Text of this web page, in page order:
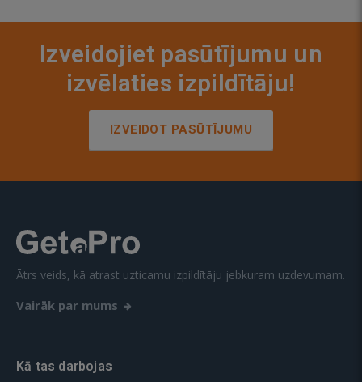
Izveidojiet pasūtījumu un
izvēlaties izpildītāju!
IZVEIDOT PASŪTĪJUMU
Ātrs veids, kā atrast uzticamu izpildītāju jebkuram uzdevumam.
Vairāk par mums
Kā tas darbojas